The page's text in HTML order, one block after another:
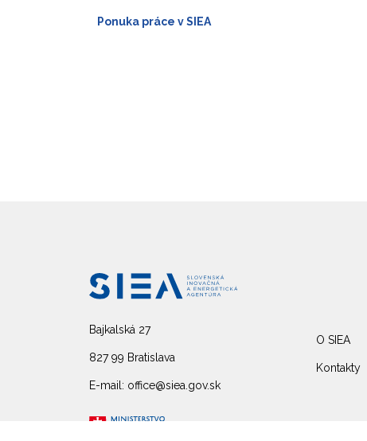
Ponuka práce v SIEA
Bajkalská 27
827 99 Bratislava
E-mail: office@siea.gov.sk
O SIEA
Kontakty